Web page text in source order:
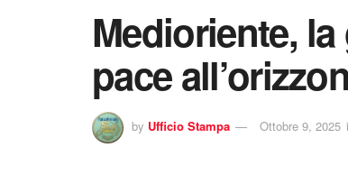
Medioriente,
pace
by Ufficio Stampa Ottobre 9, 2025